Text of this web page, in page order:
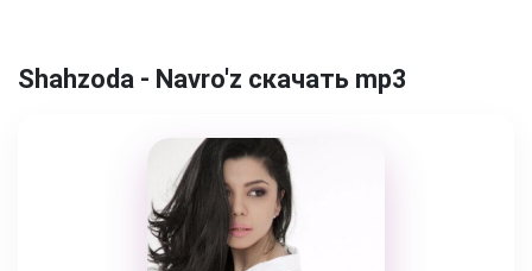
Shahzoda - Navro'z скачать mp3